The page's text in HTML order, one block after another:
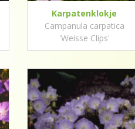
Karpatenklokje
Campanula carpatica
'Weisse Clips'